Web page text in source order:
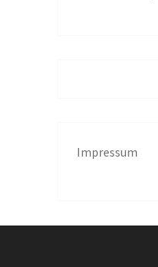
Impressum